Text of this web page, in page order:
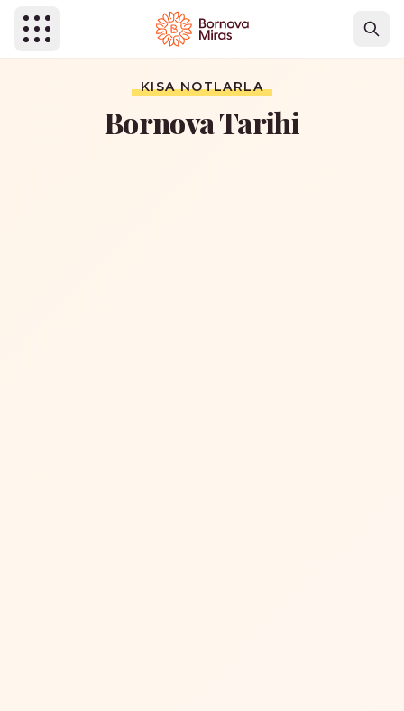
KISA NOTLARLA
Bornova Tarihi